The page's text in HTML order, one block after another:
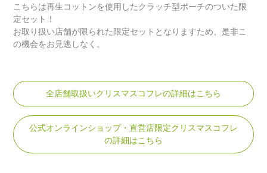
こちらは再生コットンを使用したクラッチ型ポーチのついた限
定セット！
お取り扱い店舗が限られた限定セットとなりますため、是非こ
の機会をお見逃しなく。
全店舗取扱いクリスマスコフレの詳細はこちら
公式オンラインショップ・直営店限定クリスマスコフレ
の詳細はこちら